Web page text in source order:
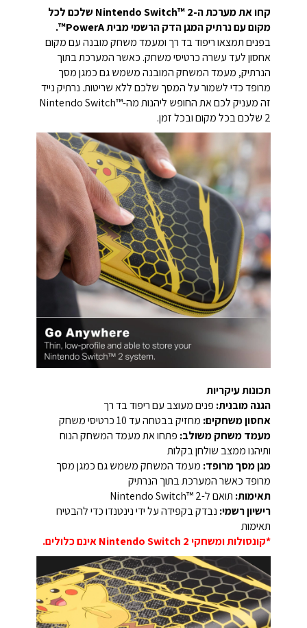
קחו את מערכת ה-Nintendo Switch™ 2 שלכם לכל
מקום עם נרתיק המגן הדק הרשמי מבית PowerA™.
בפנים תמצאו ריפוד בד רך ומעמד משחק מובנה עם מקום
אחסון לעד עשרה כרטיסי משחק. כאשר המערכת בתוך
הנרתיק, מעמד המשחק המובנה משמש גם כמגן מסך
מרופד כדי לשמור על המסך שלכם ללא שריטות. נרתיק נייד
זה מעניק לכם את החופש ליהנות מה-Nintendo Switch™
2 שלכם בכל מקום ובכל זמן.
תכונות עיקריות
הגנה מובנית: פנים מעוצב עם ריפוד בד רך
אחסון משחקים: מחזיק בבטחה עד 10 כרטיסי משחק
מעמד משחק משולב: פתחו את מעמד המשחק הנוח
ותיהנו ממצב שולחן בקלות
מגן מסך מרופד: מעמד המשחק משמש גם כמגן מסך
מרופד כאשר המערכת בתוך הנרתיק
תאימות: תואם ל-Nintendo Switch™ 2
רישיון רשמי: נבדק בקפידה על ידי נינטנדו כדי להבטיח
תאימות
*קונסולות ומשחקי Nintendo Switch 2 אינם כלולים.